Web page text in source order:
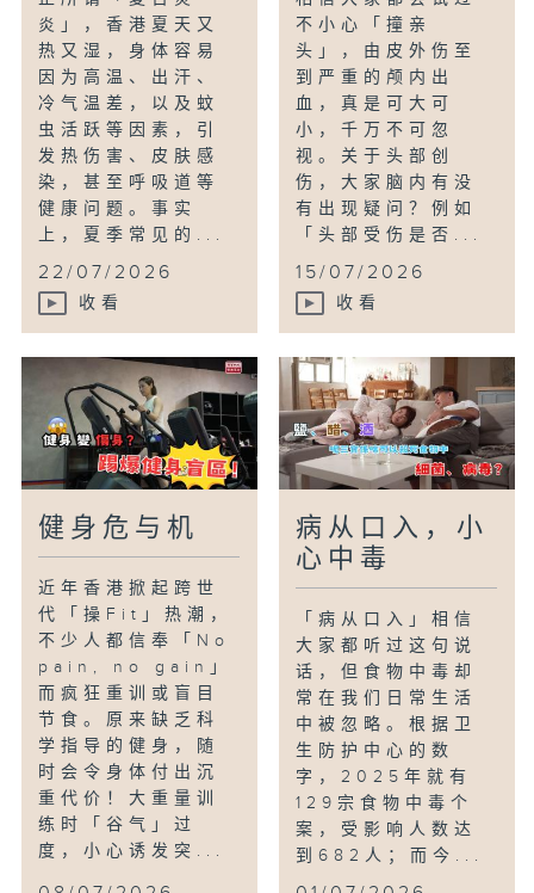
炎」，香港夏天又
热又湿，身体容易
因为高温、出汗、
冷气温差，以及蚊
虫活跃等因素，引
发热伤害、皮肤感
染，甚至呼吸道等
健康问题。事实
上，夏季常见的...
22/07/2026
收看
不小心「撞亲
头」，由皮外伤至
到严重的颅内出
血，真是可大可
小，千万不可忽
视。关于头部创
伤，大家脑内有没
有出现疑问？例如
「头部受伤是否...
15/07/2026
收看
健身危与机
近年香港掀起跨世
代「操Fit」热潮，
不少人都信奉「No
pain, no gain」
而疯狂重训或盲目
节食。原来缺乏科
学指导的健身，随
时会令身体付出沉
重代价！大重量训
练时「谷气」过
度，小心诱发突...
病从口入，小
心中毒
「病从口入」相信
大家都听过这句说
话，但食物中毒却
常在我们日常生活
中被忽略。根据卫
生防护中心的数
字，2025年就有
129宗食物中毒个
案，受影响人数达
到682人；而今...